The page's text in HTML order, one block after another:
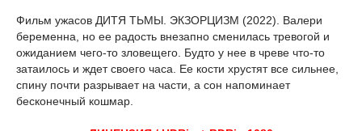
Фильм ужасов ДИТЯ ТЬМЫ. ЭКЗОРЦИЗМ (2022). Валери
беременна, но ее радость внезапно сменилась тревогой и
ожиданием чего-то зловещего. Будто у нее в чреве что-то
затаилось и ждет своего часа. Ее кости хрустят все сильнее,
спину почти разрывает на части, а сон напоминает
бесконечный кошмар.